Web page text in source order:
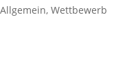
Allgemein, Wettbewerb